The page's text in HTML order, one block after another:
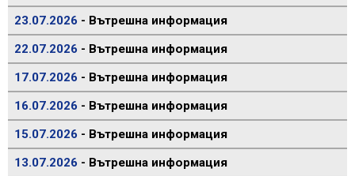
23.07.2026 - Вътрешна информация
22.07.2026 - Вътрешна информация
17.07.2026 - Вътрешна информация
16.07.2026 - Вътрешна информация
15.07.2026 - Вътрешна информация
13.07.2026 - Вътрешна информация